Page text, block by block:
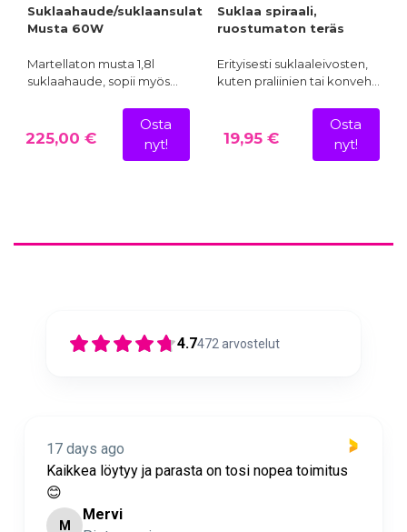
Suklaahaude/suklaansulatuslaite,
Musta 60W
Martellaton musta 1,8l
suklaahaude, sopii myös…
225,00 €
Osta
nyt!
Suklaa spiraali,
ruostumaton teräs
Erityisesti suklaaleivosten,
kuten praliinien tai konveh…
19,95 €
Osta
nyt!
4.7472 arvostelut
17 days ago
Nopea toimitus ja super asiakaspalvelua 🩷